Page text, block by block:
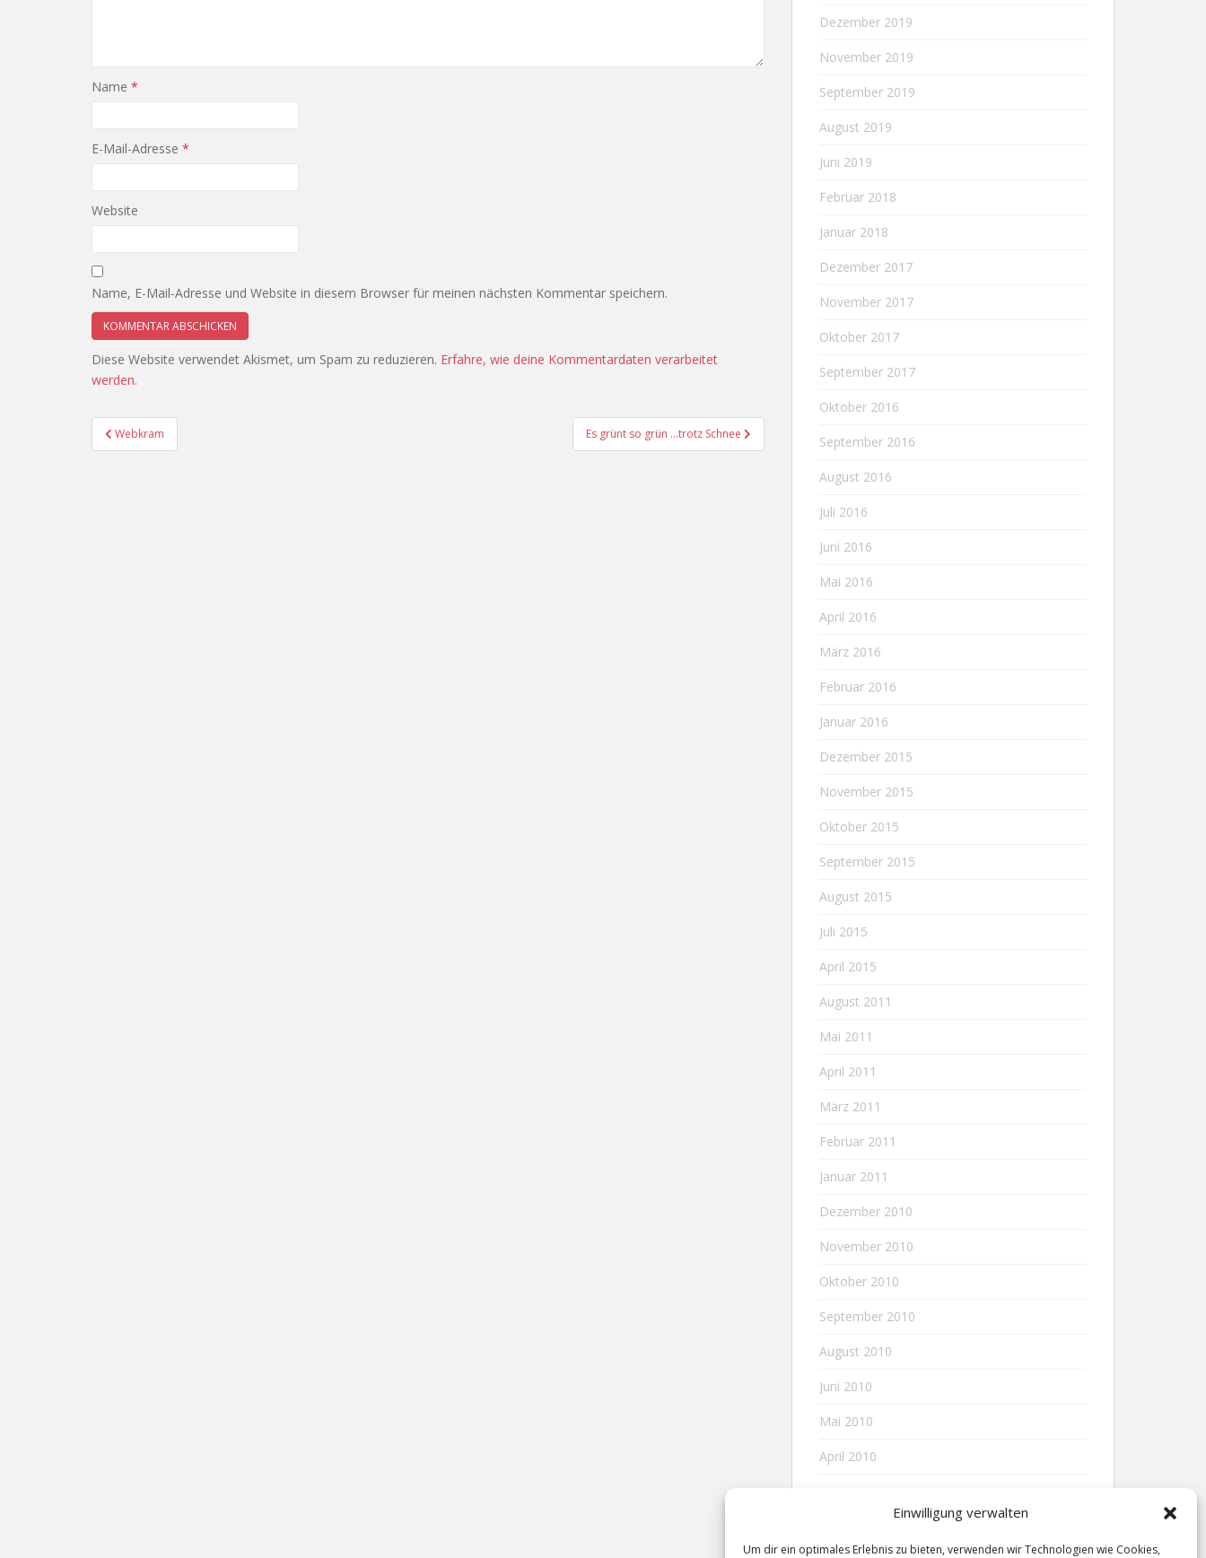
Einwilligung verwalten
Um dir ein optimales Erlebnis zu bieten, verwenden wir Technologien wie Cookies,
Name *
E-Mail-Adresse *
Website
Name, E-Mail-Adresse und Website in diesem Browser für meinen nächsten Kommentar speichern.
Diese Website verwendet Akismet, um Spam zu reduzieren. Erfahre, wie deine Kommentardaten verarbeitet
werden.
Beitragsnavigation
Webkram Es grünt so grün …trotz Schnee
Dezember 2019
November 2019
September 2019
August 2019
Juni 2019
Februar 2018
Januar 2018
Dezember 2017
November 2017
Oktober 2017
September 2017
Oktober 2016
September 2016
August 2016
Juli 2016
Juni 2016
Mai 2016
April 2016
März 2016
Februar 2016
Januar 2016
Dezember 2015
November 2015
Oktober 2015
September 2015
August 2015
Juli 2015
April 2015
August 2011
Mai 2011
April 2011
März 2011
Februar 2011
Januar 2011
Dezember 2010
November 2010
Oktober 2010
September 2010
August 2010
Juni 2010
Mai 2010
April 2010